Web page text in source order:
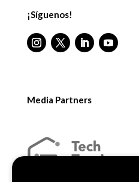
¡Síguenos!
Media Partners